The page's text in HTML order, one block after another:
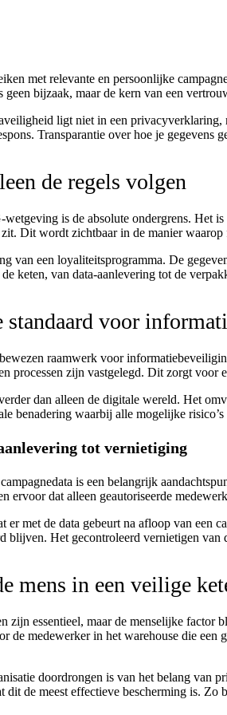
met relevante en persoonlijke
geen bijzaak, maar de kern van een
ligt niet in een
Transparantie over hoe je
de regels volgen
is de absolute ondergrens. Het
Dit wordt zichtbaar in de manier
van een loyaliteitsprogramma. De
keten, van data-aanlevering tot de
standaard voor
raamwerk voor
processen zijn vastgelegd. Dit zorgt voor
dan alleen de digitale wereld. Het
benadering waarbij alle mogelijke
tot vernietiging
is een belangrijk
ervoor dat alleen geautoriseerde
er met de data gebeurt na afloop van een
blijven. Het gecontroleerd vernietigen van
mens in een veilige
zijn essentieel, maar de menselijke
de medewerker in het warehouse die een
doordrongen is van het belang van
dit de meest effectieve bescherming is.